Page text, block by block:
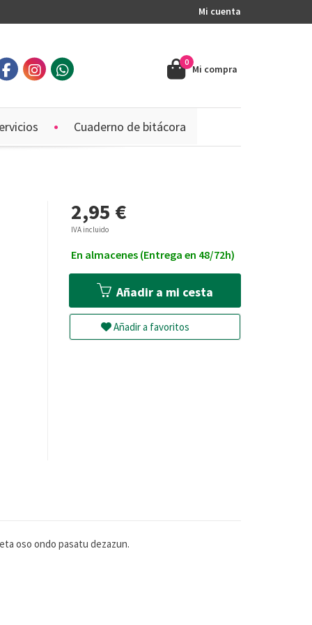
Mi cuenta
Mi compra
0
Cuaderno de bitácora
2,95 €
IVA incluido
En almacenes (Entrega en 48/72h)
Añadir a mi cesta
Añadir a favoritos
oso ondo pasatu dezazun.